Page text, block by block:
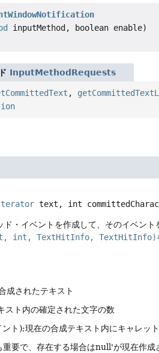
inputMethod, boolean enable)
InputMethodRequests
,
text, int
・イベントを作成して、そのイベン
int, TextHitInfo, TextHitInfo)
成されたテキスト
スト内の確定された文字の数
ト);現在の合成テキスト内にキャレッ
要で、存在する場合はnull'が現在作